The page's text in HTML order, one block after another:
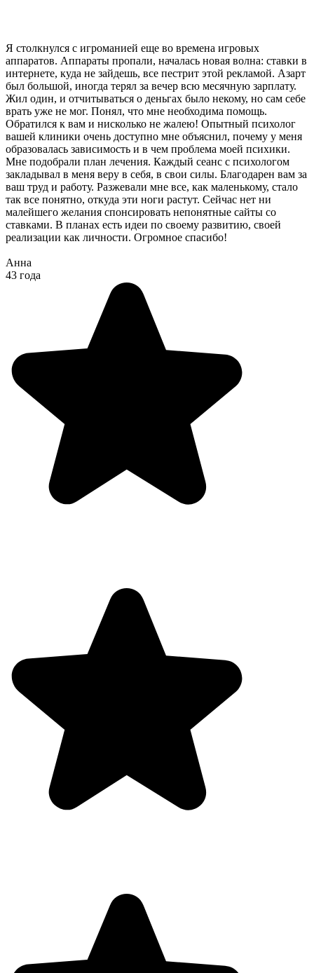
Я столкнулся с игроманией еще во времена игровых
аппаратов. Аппараты пропали, началась новая волна: ставки в
интернете, куда не зайдешь, все пестрит этой рекламой. Азарт
был большой, иногда терял за вечер всю месячную зарплату.
Жил один, и отчитываться о деньгах было некому, но сам себе
врать уже не мог. Понял, что мне необходима помощь.
Обратился к вам и нисколько не жалею! Опытный психолог
вашей клиники очень доступно мне объяснил, почему у меня
образовалась зависимость и в чем проблема моей психики.
Мне подобрали план лечения. Каждый сеанс с психологом
закладывал в меня веру в себя, в свои силы. Благодарен вам за
ваш труд и работу. Разжевали мне все, как маленькому, стало
так все понятно, откуда эти ноги растут. Сейчас нет ни
малейшего желания спонсировать непонятные сайты со
ставками. В планах есть идеи по своему развитию, своей
реализации как личности. Огромное спасибо!
Анна
43 года